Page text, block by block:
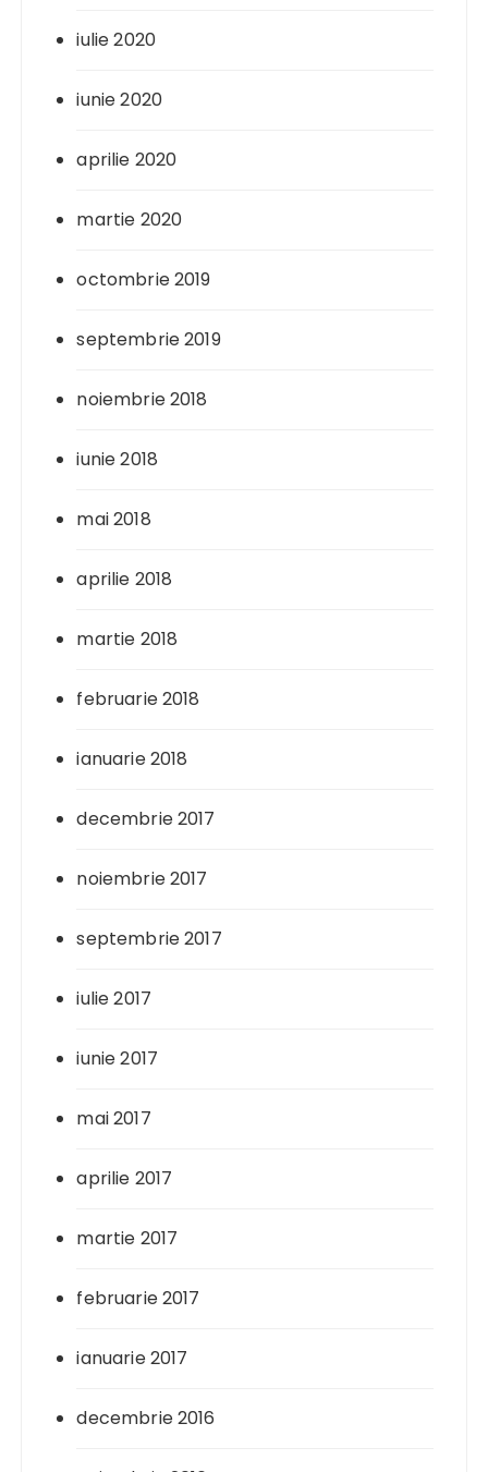
iulie 2020
iunie 2020
aprilie 2020
martie 2020
octombrie 2019
septembrie 2019
noiembrie 2018
iunie 2018
mai 2018
aprilie 2018
martie 2018
februarie 2018
ianuarie 2018
decembrie 2017
noiembrie 2017
septembrie 2017
iulie 2017
iunie 2017
mai 2017
aprilie 2017
martie 2017
februarie 2017
ianuarie 2017
decembrie 2016